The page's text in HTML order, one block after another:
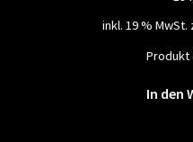
inkl. 19 % MwSt.
Produkt
In den